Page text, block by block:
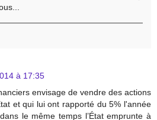
à 17:35
envisage de vendre des actions
et qui lui ont rapporté du 5% l'année
le même temps l’État emprunte à